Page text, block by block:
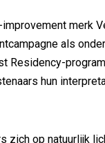
merk
als
Residency-
hun
zich op natuurlijk
Tien nieuwe
Storytel zet luisteren
Ster start Goede Loeki
Margriet van der